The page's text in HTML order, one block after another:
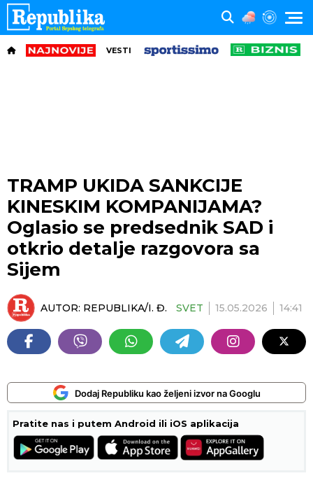
VESTI
TRAMP UKIDA SANKCIJE
KINESKIM KOMPANIJAMA?
Oglasio se predsednik SAD i
otkrio detalje razgovora sa
Sijem
AUTOR: REPUBLIKA/I. Đ. SVET 15.05.2026 14:41
Dodaj Republiku kao željeni izvor na Googlu
Pratite nas i putem Android ili iOS aplikacija